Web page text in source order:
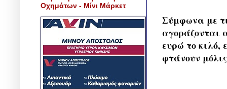
Σύμφωνα με
αγοράζονται
ευρώ το κιλό,
φτάνουν
Οχημάτων - Μίνι Μάρκετ